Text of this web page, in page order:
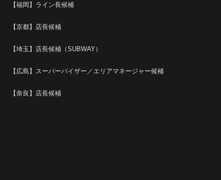
【福岡】ライン長候補
【京都】店長候補
【埼玉】店長候補（SUBWAY）
【広島】スーパーバイザー／エリアマネージャー候補
【奈良】店長候補